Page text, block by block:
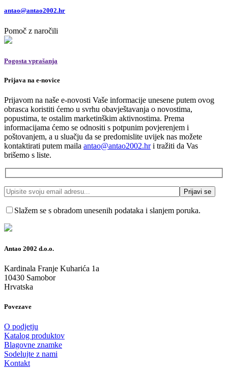
antao@antao2002.hr
Pomoč z naročili
Pogosta vprašanja
Prijava na e-novice
Prijavom na naše e-novosti Vaše informacije unesene putem ovog
obrasca koristiti ćemo u svrhu obavještavanja o novostima,
popustima, te ostalim marketinškim aktivnostima. Prema
informacijama ćemo se odnositi s potpunim povjerenjem i
poštovanjem, a u sluačju da se predomislite uvijek nas možete
kontaktirati putem maila antao@antao2002.hri tražiti da Vas
brišemo s liste.
Slažem se s obradom unesenih podataka i slanjem poruka.
Antao 2002 d.o.o.
Kardinala Franje Kuharića 1a
10430 Samobor
Hrvatska
Povezave
O podjetju
Katalog produktov
Blagovne znamke
Sodelujte z nami
Kontakt